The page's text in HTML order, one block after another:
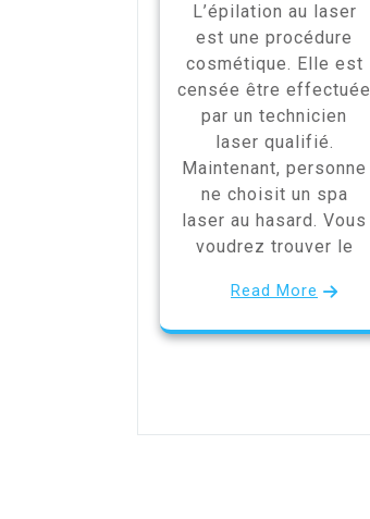
L’épilation au laser
est une procédure
cosmétique. Elle est
censée être effectuée
par un technicien
laser qualifié.
Maintenant, personne
ne choisit un spa
laser au hasard. Vous
voudrez trouver le
Read More